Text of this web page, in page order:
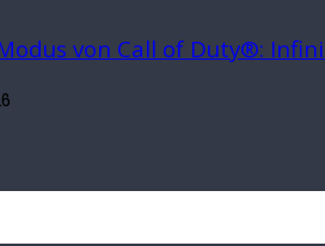
von Call of Duty®: